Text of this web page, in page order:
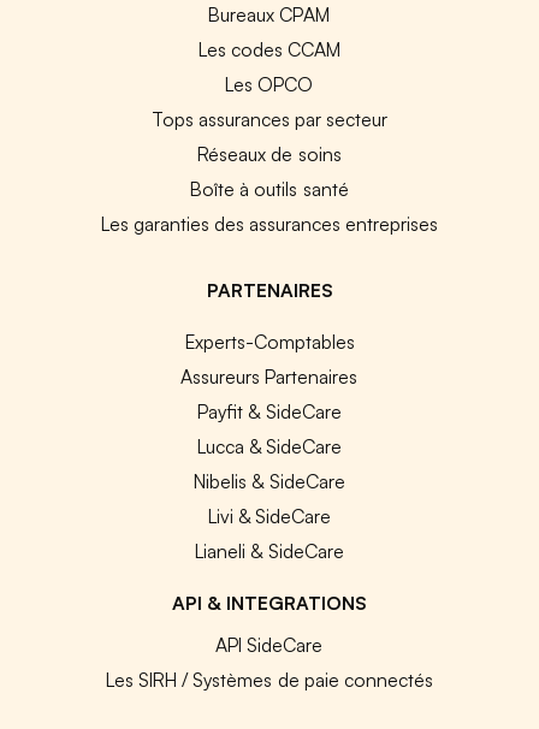
Bureaux CPAM
Les codes CCAM
Les OPCO
Tops assurances par secteur
Réseaux de soins
Boîte à outils santé
Les garanties des assurances entreprises
PARTENAIRES
Experts-Comptables
Assureurs Partenaires
Payfit & SideCare
Lucca & SideCare
Nibelis & SideCare
Livi & SideCare
Lianeli & SideCare
API & INTEGRATIONS
API SideCare
Les SIRH / Systèmes de paie connectés